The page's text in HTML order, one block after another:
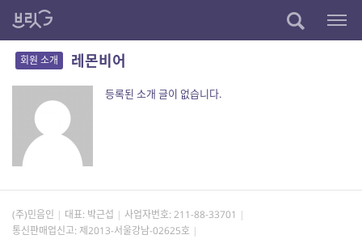
회원 소개 레몬비어
등록된 소개 글이 없습니다.
(주)민음인 대표: 박근섭 사업자번호: 211-88-33701
통신판매업신고: 제2013-서울강남-02625호